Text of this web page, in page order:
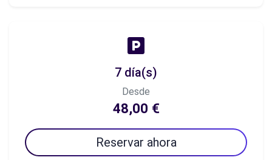
7 día(s)
Desde
48,00 €
Reservar ahora